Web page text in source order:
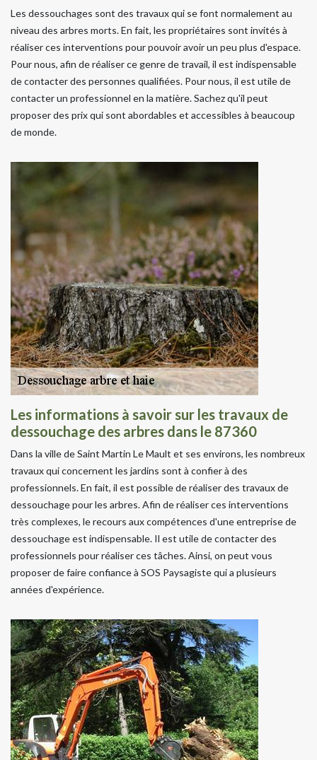
Les dessouchages sont des travaux qui se font normalement au
niveau des arbres morts. En fait, les propriétaires sont invités à
réaliser ces interventions pour pouvoir avoir un peu plus d'espace.
Pour nous, afin de réaliser ce genre de travail, il est indispensable
de contacter des personnes qualifiées. Pour nous, il est utile de
contacter un professionnel en la matière. Sachez qu'il peut
proposer des prix qui sont abordables et accessibles à beaucoup
de monde.
Les informations à savoir sur les travaux de
dessouchage des arbres dans le 87360
Dans la ville de Saint Martin Le Mault et ses environs, les nombreux
travaux qui concernent les jardins sont à confier à des
professionnels. En fait, il est possible de réaliser des travaux de
dessouchage pour les arbres. Afin de réaliser ces interventions
très complexes, le recours aux compétences d'une entreprise de
dessouchage est indispensable. Il est utile de contacter des
professionnels pour réaliser ces tâches. Ainsi, on peut vous
proposer de faire confiance à SOS Paysagiste qui a plusieurs
années d'expérience.